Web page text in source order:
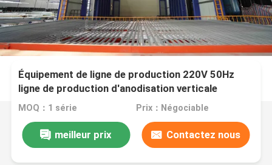
Équipement de ligne de production 220V 50Hz
ligne de production d'anodisation verticale
personnalisée
MOQ：1 série Prix：Négociable
meilleur prix Contactez nous